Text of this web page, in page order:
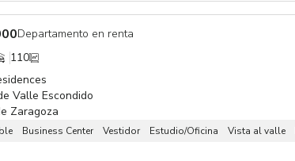
Departamento en renta
110
Valle Escondido
Zaragoza
Business Center Vestidor Estudio/Oficina Vista al valle